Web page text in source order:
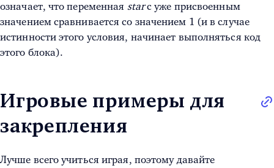
означает, что переменная star с уже присвоенным
значением сравнивается со значением 1 (и в случае
истинности этого условия, начинает выполняться код
этого блока).
Игровые примеры для
закрепления
Лучше всего учиться играя, поэтому давайте